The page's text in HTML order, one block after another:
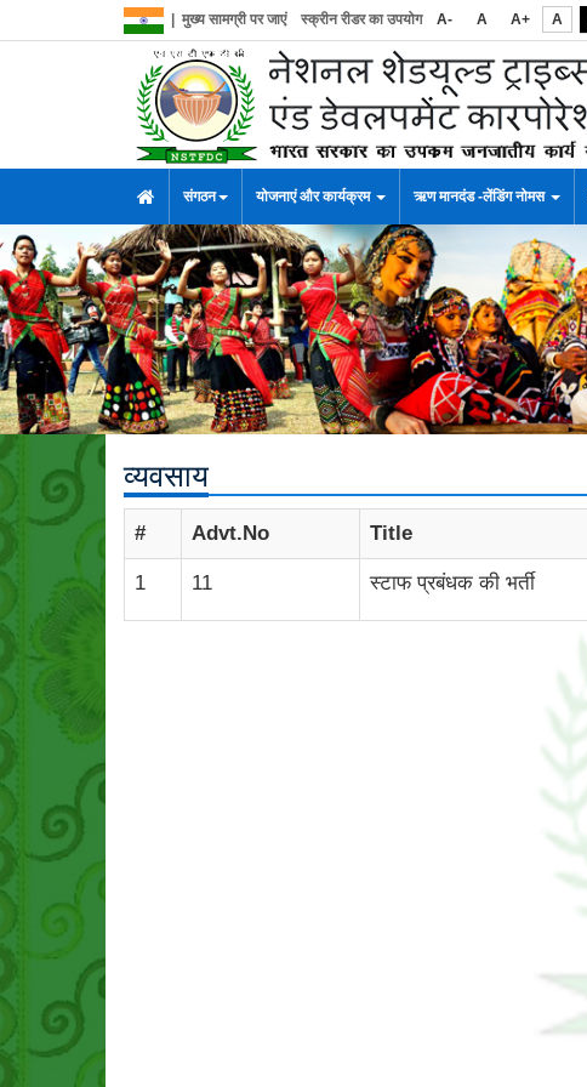
मुख्य सामग्री पर जाएं स्क्रीन रीडर का उपयोग A- A A+ A
संगठन योजनाएं और कार्यक्रम ऋण मानदंड -लेंडिंग नोमस
व्यवसाय
# Advt.No Title
1 11 स्टाफ प्रबंधक की भर्ती